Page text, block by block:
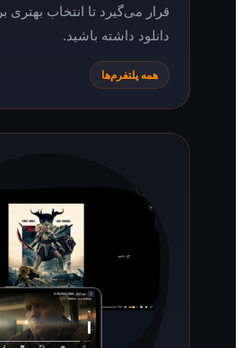
قرار می‌گیرد تا انتخاب بهتری برای تماشا و
دانلود داشته باشید.
همه پلتفرم‌ها